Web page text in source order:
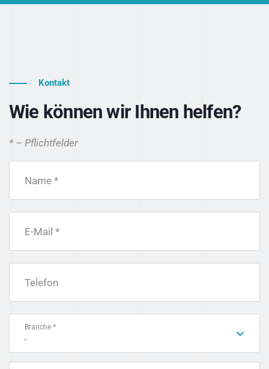
Kontakt
Wie können wir Ihnen helfen?
* – Pflichtfelder
Name *
E-Mail *
Telefon
Branche *
-